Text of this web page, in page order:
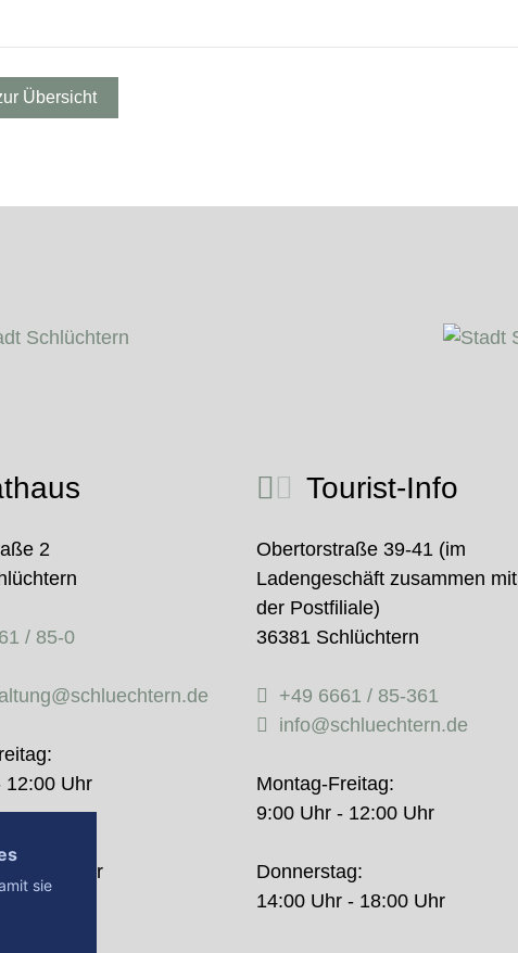
Übersicht
2
/ 85-0
12:00 Uhr
- 18:00 Uhr
Tourist-Info
Obertorstraße 39-41 (im
Ladengeschäft zusammen mit
der Postfiliale)
36381 Schlüchtern
+49 6661 / 85-361
info@schluechtern.de
Montag-Freitag:
9:00 Uhr - 12:00 Uhr
Donnerstag:
14:00 Uhr - 18:00 Uhr
sie